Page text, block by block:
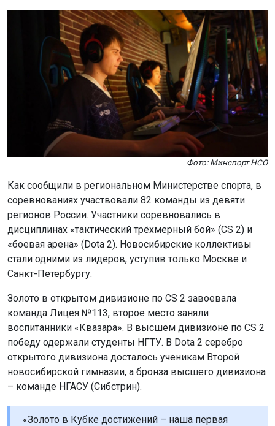
Фото: Минспорт НСО
Как сообщили в региональном Министерстве спорта, в
соревнованиях участвовали 82 команды из девяти
регионов России. Участники соревновались в
дисциплинах «тактический трёхмерный бой» (CS 2) и
«боевая арена» (Dota 2). Новосибирские коллективы
стали одними из лидеров, уступив только Москве и
Санкт-Петербургу.
Золото в открытом дивизионе по CS 2 завоевала
команда Лицея №113, второе место заняли
воспитанники «Квазара». В высшем дивизионе по CS 2
победу одержали студенты НГТУ. В Dota 2 серебро
открытого дивизиона досталось ученикам Второй
новосибирской гимназии, а бронза высшего дивизиона
– команде НГАСУ (Сибстрин).
«Золото в Кубке достижений – наша первая